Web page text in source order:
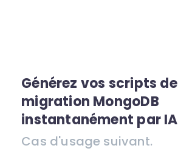
Générez vos scripts de
migration MongoDB
instantanément par IA
Cas d'usage suivant.